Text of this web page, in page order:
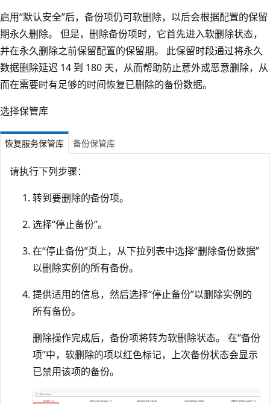
启用“默认安全”后，备份项仍可软删除，以后会根据配置的保留
期永久删除。 但是，删除备份项时，它首先进入软删除状态，
并在永久删除之前保留配置的保留期。 此保留时段通过将永久
数据删除延迟 14 到 180 天，从而帮助防止意外或恶意删除，从
而在需要时有足够的时间恢复已删除的备份数据。
选择保管库
恢复服务保管库 备份保管库
请执行下列步骤：
转到要删除的备份项。
选择“停止备份”。
在“停止备份”页上，从下拉列表中选择“删除备份数据”
以删除实例的所有备份。
提供适用的信息，然后选择“停止备份”以删除实例的
所有备份。
删除操作完成后，备份项将转为软删除状态。 在“备份
项”中，软删除的项以红色标记，上次备份状态会显示
已禁用该项的备份。